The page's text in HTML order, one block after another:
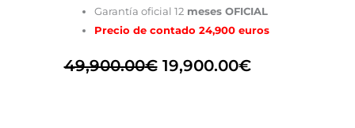
Garantía oficial 12meses OFICIAL
Precio de contado 24,900 euros
49,900.00€ 19,900.00€